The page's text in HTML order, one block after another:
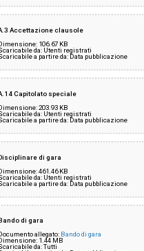
procedimento: Edoardo Wegher
Accettazione clausole
106.67 KB
da: Utenti registrati
a partire da: Data pubblicazione
Capitolato speciale
203.93 KB
da: Utenti registrati
a partire da: Data pubblicazione
di gara
461.46 KB
da: Utenti registrati
a partire da: Data pubblicazione
di gara
allegato: Bando di gara
1.44 MB
da: Tutti